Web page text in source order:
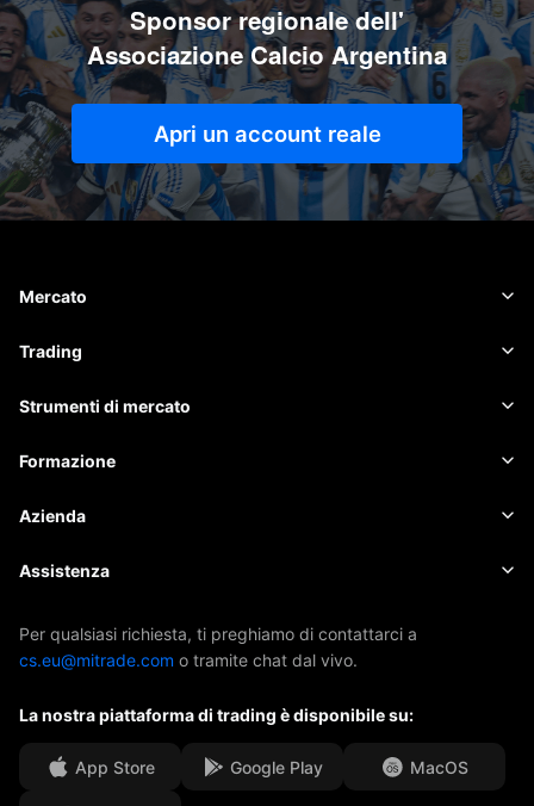
Sponsor regionale dell'
Associazione Calcio Argentina
Apri un account reale
Mercato
Forex
Materie prime
Trading
Piattaforma di trading
Gestione del dispositivo
Strumenti di mercato
Calendario economico
Notizie
Formazione
Elementi fondamentali
EBook
Azienda
Informazioni su Mitrade
I nostri premi
Centro media
Opportunità di carriera
Assistenza
Centro assistenza
FAQ
Per qualsiasi richiesta, ti preghiamo di contattarci a
cs.eu@mitrade.com o tramite chat dal vivo.
La nostra piattaforma di trading è disponibile su:
App Store Google Play MacOS